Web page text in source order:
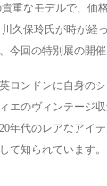
重なモデルで、価
久保玲氏が時が経
今回の特別展の開催
ロンドンに自身の
エのヴィンテージ
年代のレアなアイ
て知られています。